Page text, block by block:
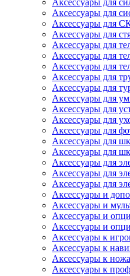
Аксессуары для
Аксессуары для
Аксессуары для
Аксессуары для
Аксессуары для
Аксессуары для
Аксессуары для
Аксессуары для
Аксессуары для
Аксессуары для
Аксессуары для
Аксессуары для
Аксессуары для
Аксессуары для
Аксессуары для
Аксессуары для
Аксессуары для
Аксессуары и
Аксессуары и
Аксессуары и
Аксессуары и
Аксессуары к
Аксессуары к
Аксессуары к
Аксессуары к